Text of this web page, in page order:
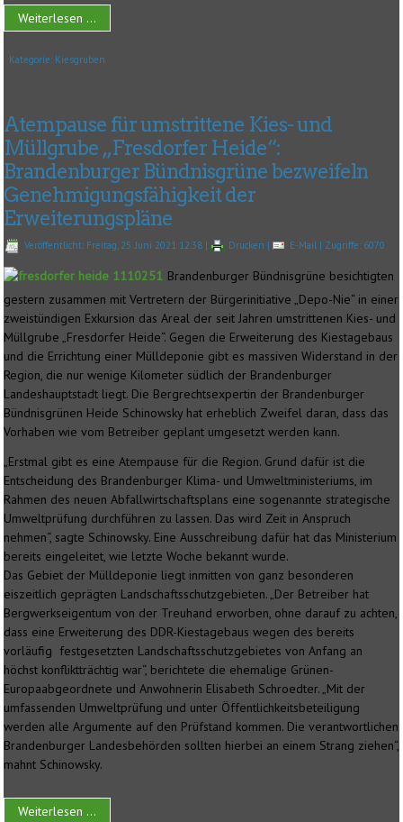
Weiterlesen ...
Kategorie: Kiesgruben
Atempause für umstrittene Kies- und
Müllgrube „Fresdorfer Heide“:
Brandenburger Bündnisgrüne bezweifeln
Genehmigungsfähigkeit der
Erweiterungspläne
Veröffentlicht: Freitag, 25. Juni 2021 12:38 | Drucken | E-Mail | Zugriffe: 6070
Brandenburger Bündnisgrüne besichtigten
gestern zusammen mit Vertretern der Bürgerinitiative „Depo-Nie“ in einer
zweistündigen Exkursion das Areal der seit Jahren umstrittenen Kies- und
Müllgrube „Fresdorfer Heide“. Gegen die Erweiterung des Kiestagebaus
und die Errichtung einer Mülldeponie gibt es massiven Widerstand in der
Region, die nur wenige Kilometer südlich der Brandenburger
Landeshauptstadt liegt. Die Bergrechtsexpertin der Brandenburger
Bündnisgrünen Heide Schinowsky hat erheblich Zweifel daran, dass das
Vorhaben wie vom Betreiber geplant umgesetzt werden kann.
„Erstmal gibt es eine Atempause für die Region. Grund dafür ist die
Entscheidung des Brandenburger Klima- und Umweltministeriums, im
Rahmen des neuen Abfallwirtschaftsplans eine sogenannte strategische
Umweltprüfung durchführen zu lassen. Das wird Zeit in Anspruch
nehmen“, sagte Schinowsky. Eine Ausschreibung dafür hat das Ministerium
bereits eingeleitet, wie letzte Woche bekannt wurde.
Das Gebiet der Mülldeponie liegt inmitten von ganz besonderen
eiszeitlich geprägten Landschaftsschutzgebieten. „Der Betreiber hat
Bergwerkseigentum von der Treuhand erworben, ohne darauf zu achten,
dass eine Erweiterung des DDR-Kiestagebaus wegen des bereits
vorläufig festgesetzten Landschaftsschutzgebietes von Anfang an
höchst konfliktträchtig war“, berichtete die ehemalige Grünen-
Europaabgeordnete und Anwohnerin Elisabeth Schroedter. „Mit der
umfassenden Umweltprüfung und unter Öffentlichkeitsbeteiligung
werden alle Argumente auf den Prüfstand kommen. Die verantwortlichen
Brandenburger Landesbehörden sollten hierbei an einem Strang ziehen“,
mahnt Schinowsky.
Weiterlesen ...